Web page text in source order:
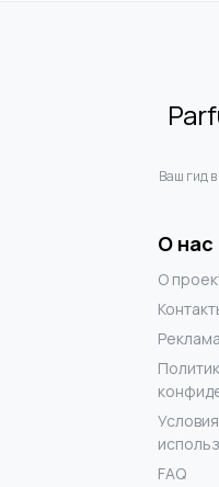
Ваш гид
О нас
О
Реклама
Условия
FAQ